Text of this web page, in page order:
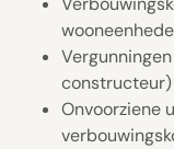
constructeur)
Onvoorziene